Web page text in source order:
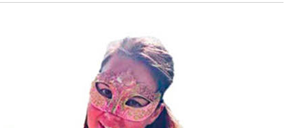
La cire fond et s'écoule. On la remplace,
dans le creux ainsi créé, par du métal en
fusion qui prend ainsi l'exacte forme des
dessins sur la cire.
Le métal utilisé traditionnellement est du